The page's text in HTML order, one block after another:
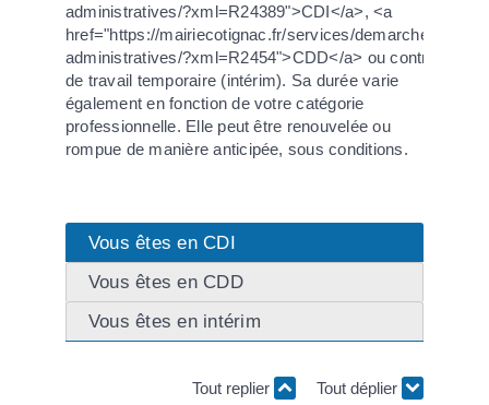
administratives/?xml=R24389">CDI</a>, <a
href="https://mairiecotignac.fr/services/demarches-
administratives/?xml=R2454">CDD</a> ou contrat
de travail temporaire (intérim). Sa durée varie
également en fonction de votre catégorie
professionnelle. Elle peut être renouvelée ou
rompue de manière anticipée, sous conditions.
Vous êtes en CDI
Vous êtes en CDD
Vous êtes en intérim
Tout replier Tout déplier